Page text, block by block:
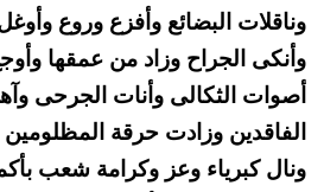
وناقلات البضائع وأفزع وروع
وأنكى الجراح وزاد من عمقها
أصوات الثكالى وأنات الجرحى
الفاقدين وزادت حرقة
ونال كبرياء وعز وكرامة شعب